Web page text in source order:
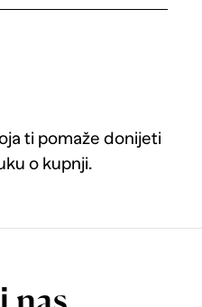
ti pomaže donijeti
o kupnji.